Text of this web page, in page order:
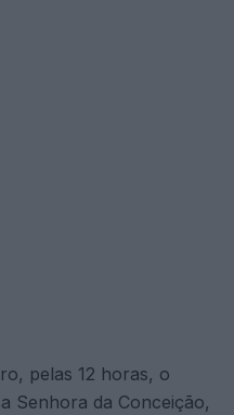
pelas 12 horas, o
Senhora da Conceição,